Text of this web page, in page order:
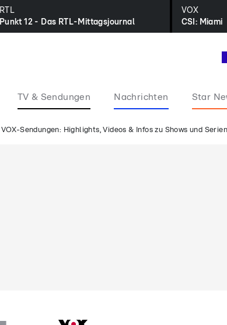
RTL
Punkt 12 - Das RTL-Mittagsjournal
VOX
CSI: Miami
TV & Sendungen Nachrichten Star
VOX-Sendungen: Highlights, Videos & Infos zu Shows und Serien